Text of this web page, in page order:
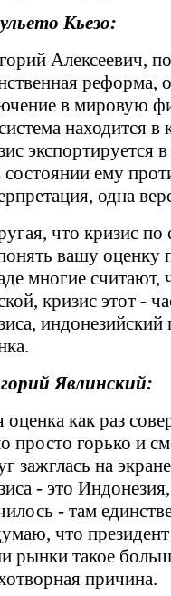
Кьезо:
Алексеевич,
реформа,
в мировую
находится
экспортируется
состоянии ему
одна
что кризис
вашу оценку
многие считают,
кризис этот -
Явлинский:
как раз
просто горько и
зажглась на
- это
- там
что
рынки такое
причина.